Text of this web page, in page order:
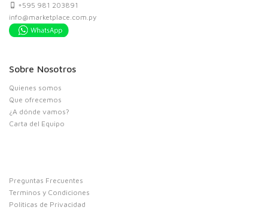
+595 981 203891
info@marketplace.com.py
Sobre Nosotros
Quienes somos
Que ofrecemos
¿A dónde vamos?
Carta del Equipo
Preguntas Frecuentes
Terminos y Condiciones
Politicas de Privacidad